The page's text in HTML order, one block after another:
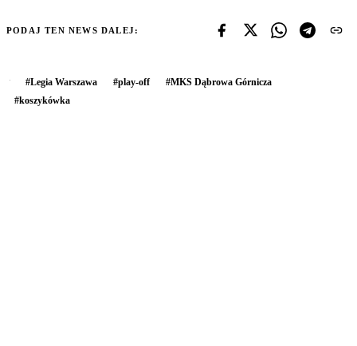
PODAJ TEN NEWS DALEJ:
#Legia Warszawa #play-off #MKS Dąbrowa Górnicza
#koszykówka